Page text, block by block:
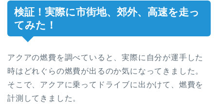
検証！実際に市街地、郊外、高速を走っ
てみた！
アクアの燃費を調べていると、実際に自分が運手した
時はどれぐらの燃費が出るのか気になってきました。
そこで、アクアに乗ってドライブに出かけて、燃費を
計測してきました。